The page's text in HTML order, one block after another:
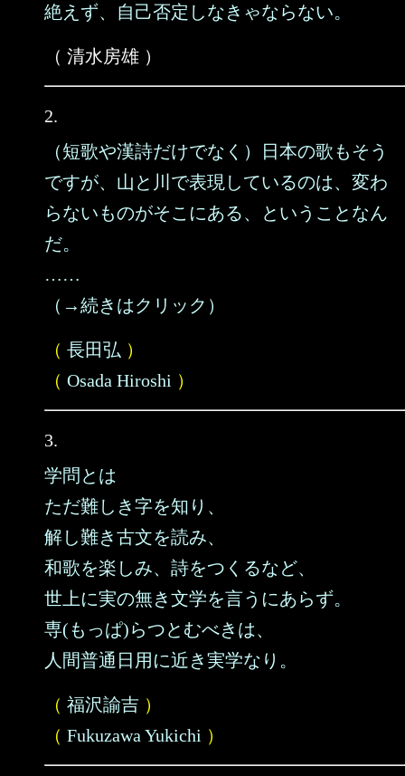
絶えず、自己否定しなきゃならない。
（ 清水房雄 ）
2.
（短歌や漢詩だけでなく）日本の歌もそう
ですが、山と川で表現しているのは、変わ
らないものがそこにある、ということなん
だ。
……
（→続きはクリック）
（ 長田弘 ）
（ Osada Hiroshi ）
3.
学問とは
ただ難しき字を知り、
解し難き古文を読み、
和歌を楽しみ、詩をつくるなど、
世上に実の無き文学を言うにあらず。
専(もっぱ)らつとむべきは、
人間普通日用に近き実学なり。
（ 福沢諭吉 ）
（ Fukuzawa Yukichi ）